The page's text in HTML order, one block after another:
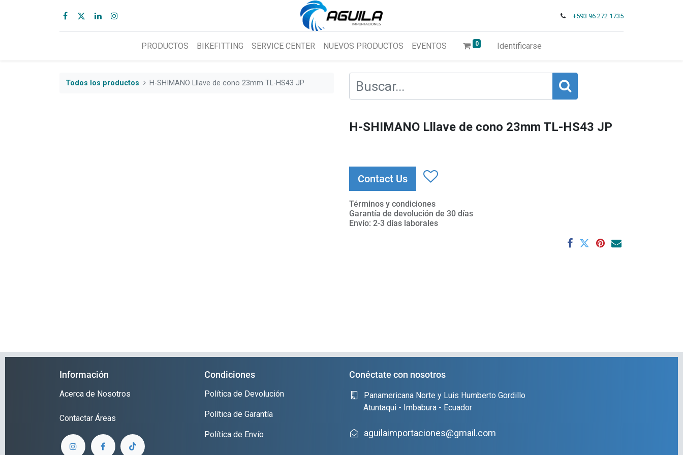
+593 96 272 1735
PRODUCTOS BIKEFITTING SERVICE CENTER NUEVOS PRODUCTOS EVENTOS 0 Identificarse
Todos los productos H-SHIMANO Lllave de cono 23mm TL-HS43 JP
H-SHIMANO Lllave de cono 23mm TL-HS43 JP
Contact Us
Términos y condiciones
Garantía de devolución de 30 días
Envío: 2-3 días laborales
Información
Acerca de Nosotros
Contactar Áreas
Condiciones
Política de Devolución
Política de Garantía
Política de Envío
Conéctate con nosotros
Panamericana Norte y Luis Humberto Gordillo
Atuntaqui - Imbabura - Ecuador
aguilaimportaciones@gmail.com